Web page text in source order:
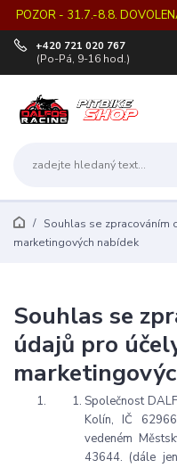
POZOR - 31.7.-8.8.
+420 721 020 767
(Po-Pá, 9-16 hod.)
Souhlas se zpracováním
marketingových nabídek
Souhlas se
údajů pro
Společnost
Kolín, IČ
vedeném
43644. (dále jen